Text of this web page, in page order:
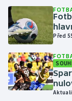
Gymnastika
Házená
Jezdectví
Judo
Před